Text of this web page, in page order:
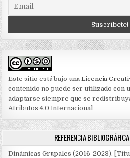
Este sitio está bajo unaLicencia
contenido no puede ser utilizado con
adaptarse siempre que se
Atributos 4.0 Internacional
REFERENCIA
Dinámicas Grupales (2016-2023).